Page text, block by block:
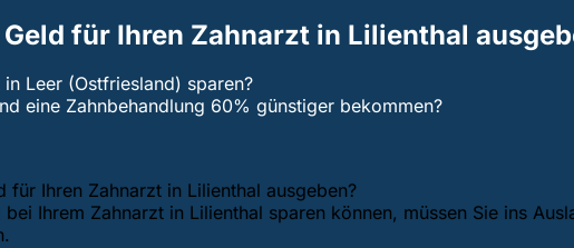
für Ihren Zahnarzt in Lilienthal
Leer (Ostfriesland) sparen?
eine Zahnbehandlung 60% günstiger bekommen?
für Ihren Zahnarzt in Lilienthal ausgeben?
Ihrem Zahnarzt in Lilienthal sparen können, müssen Sie ins